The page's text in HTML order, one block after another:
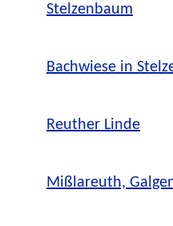
Stelzenbaum
Bachwiese in
Reuther Linde
Mißlareuth,